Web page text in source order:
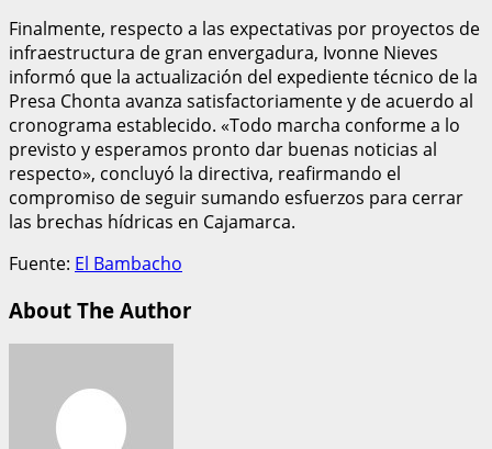
Finalmente, respecto a las expectativas por proyectos de
infraestructura de gran envergadura, Ivonne Nieves
informó que la actualización del expediente técnico de la
Presa Chonta avanza satisfactoriamente y de acuerdo al
cronograma establecido. «Todo marcha conforme a lo
previsto y esperamos pronto dar buenas noticias al
respecto», concluyó la directiva, reafirmando el
compromiso de seguir sumando esfuerzos para cerrar
las brechas hídricas en Cajamarca.
Fuente: El Bambacho
About The Author